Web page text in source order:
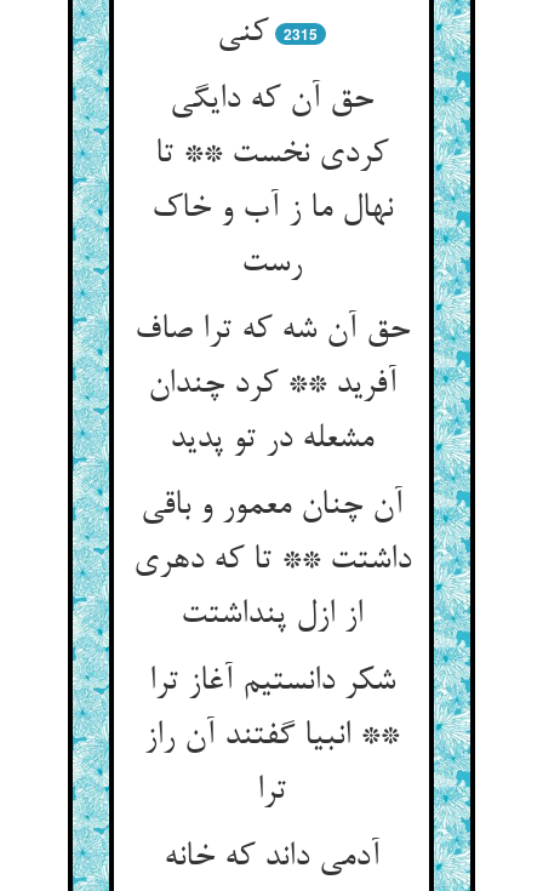
کنی‏
2315
حق آن که دایگی
کردی نخست ** تا
نهال ما ز آب و خاک
رست‏
حق آن شه که ترا صاف
آفرید ** کرد چندان
مشعله در تو پدید
آن چنان معمور و باقی
داشتت ** تا که دهری
از ازل پنداشتت‏
شکر دانستیم آغاز ترا
** انبیا گفتند آن راز
ترا
آدمی داند که خانه